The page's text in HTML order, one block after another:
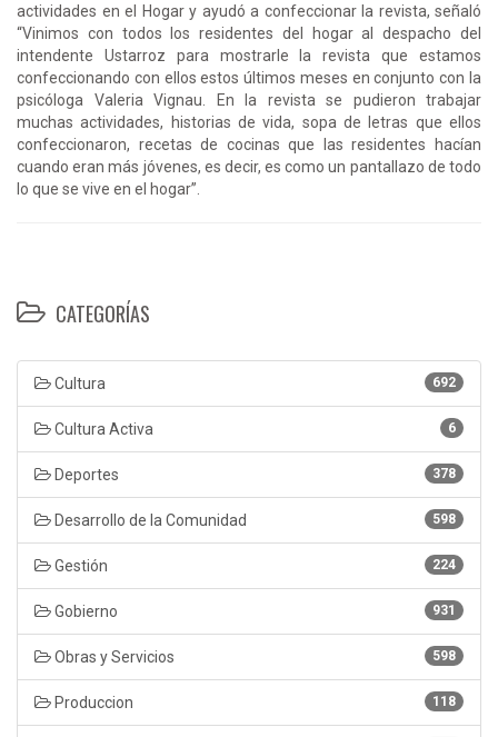
actividades en el Hogar y ayudó a confeccionar la revista, señaló
“Vinimos con todos los residentes del hogar al despacho del
intendente Ustarroz para mostrarle la revista que estamos
confeccionando con ellos estos últimos meses en conjunto con la
psicóloga Valeria Vignau. En la revista se pudieron trabajar
muchas actividades, historias de vida, sopa de letras que ellos
confeccionaron, recetas de cocinas que las residentes hacían
cuando eran más jóvenes, es decir, es como un pantallazo de todo
lo que se vive en el hogar”.
CATEGORÍAS
692
Cultura
6
Cultura Activa
378
Deportes
598
Desarrollo de la Comunidad
224
Gestión
931
Gobierno
598
Obras y Servicios
118
Produccion